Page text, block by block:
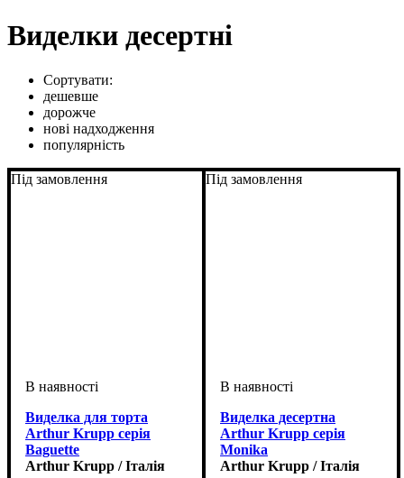
Виделки десертні
Сортувати:
дешевше
дорожче
нові надходження
популярність
Під замовлення
Виделка для торта
Arthur Krupp серія
Baguette
Arthur Krupp / Італія
Під замовлення
Виделка десертна
Arthur Krupp серія
Monika
Arthur Krupp / Італія